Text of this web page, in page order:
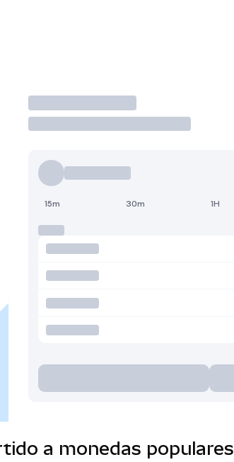
Operar
15m 30m 1H
a monedas populares